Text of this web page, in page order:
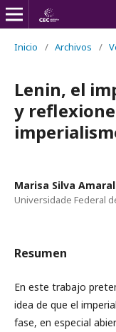
Inicio / Archivos /
Lenin, el
y
Marisa Silva Amaral
Universidade Federal
Resumen
En este trabajo
idea de que el
fase, en especial